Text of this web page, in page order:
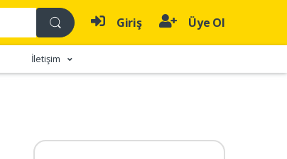
Giriş Üye Ol
İletişim